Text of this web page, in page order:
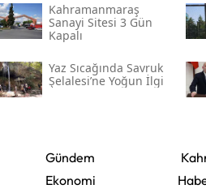
Kahramanmaraş
Sanayi Sitesi 3 Gün
Kapalı
Yaz Sıcağında Savruk
Şelalesi’ne Yoğun İlgi
Gündem
Ekonomi